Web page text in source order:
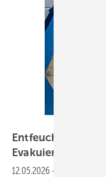
Entfeuchtung
Evakuieren
12.05.2026 -